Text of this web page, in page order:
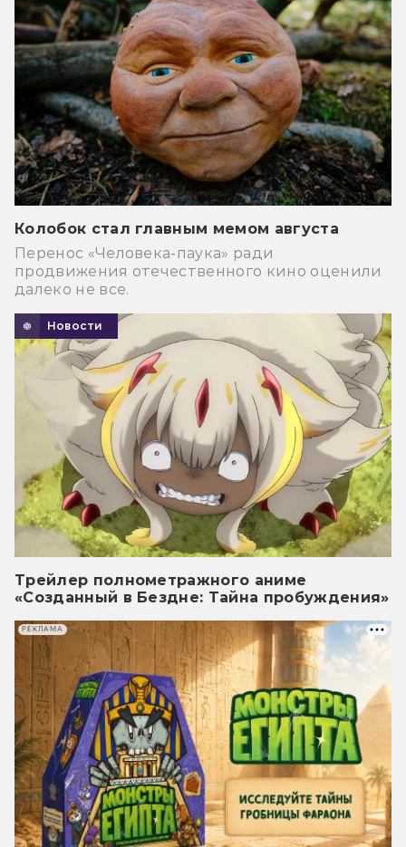
Колобок стал главным мемом августа
Перенос «Человека-паука» ради
продвижения отечественного кино оценили
далеко не все.
Новости
Трейлер полнометражного аниме
«Созданный в Бездне: Тайна пробуждения»
РЕКЛАМА